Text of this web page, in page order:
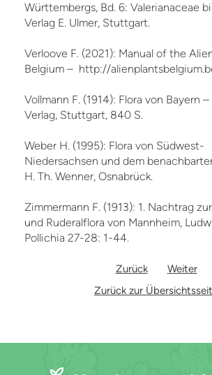
Württembergs, Bd. 6: Valerianaceae
Verlag E. Ulmer, Stuttgart.
Verloove F. (2021): Manual of the
Belgium – http://
Vollmann F. (1914): Flora von Bayern
Verlag, Stuttgart, 840 S.
Weber H. (1995): Flora von Südwest-
Niedersachsen und dem
H. Th. Wenner, Osnabrück.
Zimmermann F. (1913): 1. Nachtrag
und Ruderalflora von Mannheim,
Pollichia 27-28: 1-44.
Zurück
Weiter
Zurück zur